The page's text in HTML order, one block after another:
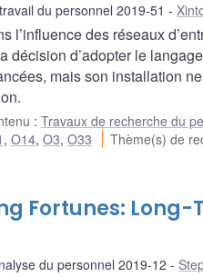
du personnel 2019-51
l’influence des réseaux
décision d’adopter le
mais son installation
: Travaux de recherche du
, O14, O3, O33 Thème(s) de
Fortunes:
du personnel 2019-12